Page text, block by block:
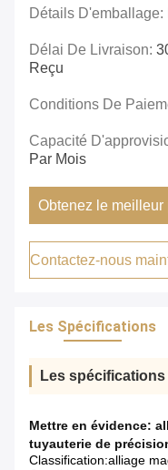
Détails D'emballage:
Délai De Livraison:
Reçu
Conditions De
Capacité
Par Mois
Obtenez le meilleur
Contactez-nous
Les Spécifications
Les spécifications
Mettre en évidence:
tuyauterie de
Classification:alliage